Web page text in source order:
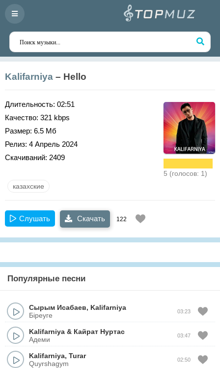
Kalifarniya – Hello
Длительность: 02:51
Качество: 321 kbps
Размер: 6.5 Мб
Релиз: 4 Апрель 2024
Скачиваний: 2409
5 (голосов: 1)
казахские
Слушать Скачать 122
Популярные песни
Сырым Исабаев, Kalifarniya
Біреуге
03:23
Kalifarniya & Кайрат Нуртас
Адеми
03:47
Kalifarniya, Turar
Quyrshagym
02:50